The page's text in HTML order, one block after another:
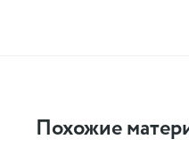
Похожие